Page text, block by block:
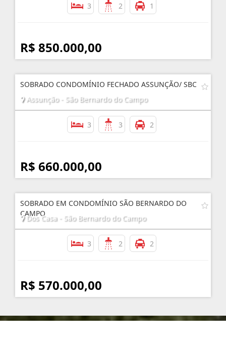
3 2 1
R$ 850.000,00
SOBRADO CONDOMÍNIO FECHADO ASSUNÇÃO/ SBC
Assunção - São Bernardo do Campo
3 3 2
R$ 660.000,00
SOBRADO EM CONDOMÍNIO SÃO BERNARDO DO
CAMPO
Dos Casa - São Bernardo do Campo
3 2 2
R$ 570.000,00